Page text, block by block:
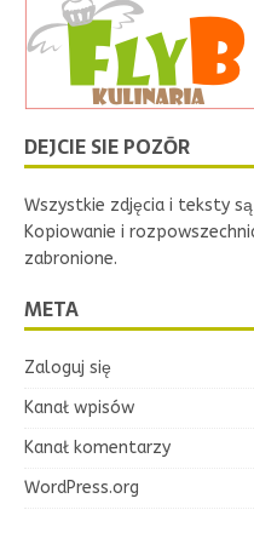
DEJCIE SIE POZŌR
Wszystkie zdjęcia i teksty
Kopiowanie i
zabronione.
META
Zaloguj się
Kanał wpisów
Kanał komentarzy
WordPress.org